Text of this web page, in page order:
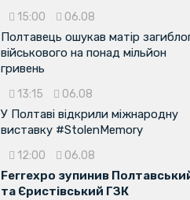
15:00 06.08
Полтавець ошукав матір
військового на понад мільйон
гривень
13:15 06.08
У Полтаві відкрили міжнародну
виставку #StolenMemory
12:00 06.08
Ferrexpo зупинив
та Єристівський ГЗК